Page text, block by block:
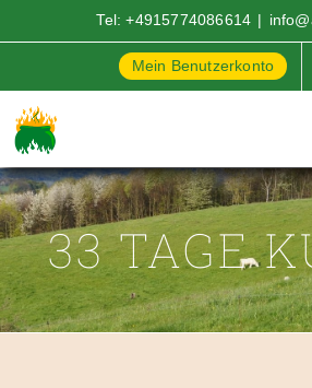
Inhalt
Tel:+4915774086614 |
Mein Benutzerkonto
33 TAGE